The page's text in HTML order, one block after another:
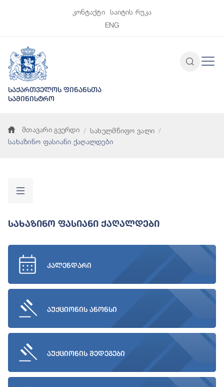
კონტაქტი
საიტის რუკა
ENG
საქართველოს ფინანსთა
სამინისტრო
მთავარი გვერდი
სახელმწიფო ვალი
სახაზინო ფასიანი ქაღალდები
Სახაზინო Ფასიანი Ქაღალდები
კალენდარი
აუქციონის ანონსი
აუქციონის შედეგები